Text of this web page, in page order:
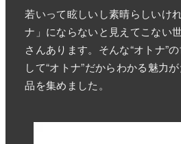
若いって眩しいし素晴らしいけ
ナ」にならないと見えてこない
さんあります。そんな“オトナ”
して“オトナ”だからわかる魅力
品を集めました。